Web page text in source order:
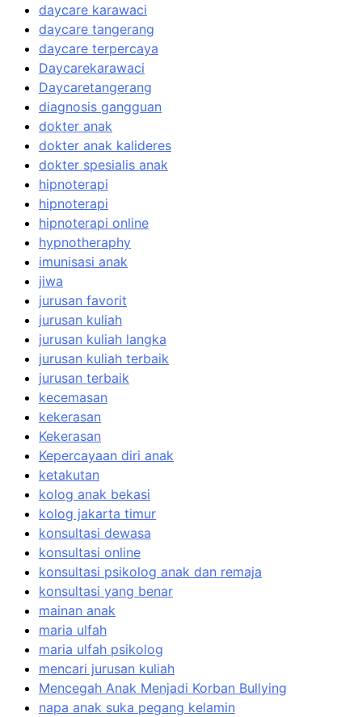
daycare karawaci
daycare tangerang
daycare terpercaya
Daycarekarawaci
Daycaretangerang
diagnosis gangguan
dokter anak
dokter anak kalideres
dokter spesialis anak
hipnoterapi
hipnoterapi
hipnoterapi online
hypnotheraphy
imunisasi anak
jiwa
jurusan favorit
jurusan kuliah
jurusan kuliah langka
jurusan kuliah terbaik
jurusan terbaik
kecemasan
kekerasan
Kekerasan
Kepercayaan diri anak
ketakutan
kolog anak bekasi
kolog jakarta timur
konsultasi dewasa
konsultasi online
konsultasi psikolog anak dan remaja
konsultasi yang benar
mainan anak
maria ulfah
maria ulfah psikolog
mencari jurusan kuliah
Mencegah Anak Menjadi Korban Bullying
napa anak suka pegang kelamin